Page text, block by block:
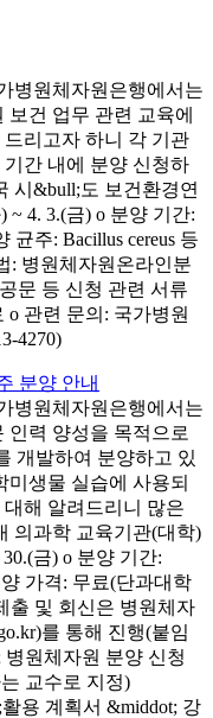
병원체자원은행에서는
건 업무 관련 교육에
리고자 하니 각 기관
간 내에 분양 신청하
시&bull;도 보건환경연
~ 4. 3.(금) o 분양 기간:
균주: Bacillus cereus 등
: 병원체자원온라인분
문 등 신청 관련 서류
o 관련 문의: 국가병원
4270)
분양 안내
병원체자원은행에서는
인력 양성을 목적으로
개발하여 분양하고 있
미생물 실습에 사용되
해 알려드리니 많은
의과학 교육기관(대학)
금) o 분양 기간:
양 가격: 무료(단과대학
출 및 회신은 병원체자
를 통해 진행(붙임
병원체자원 분양 신청
교수로 지정)
용 계획서 &middot; 강